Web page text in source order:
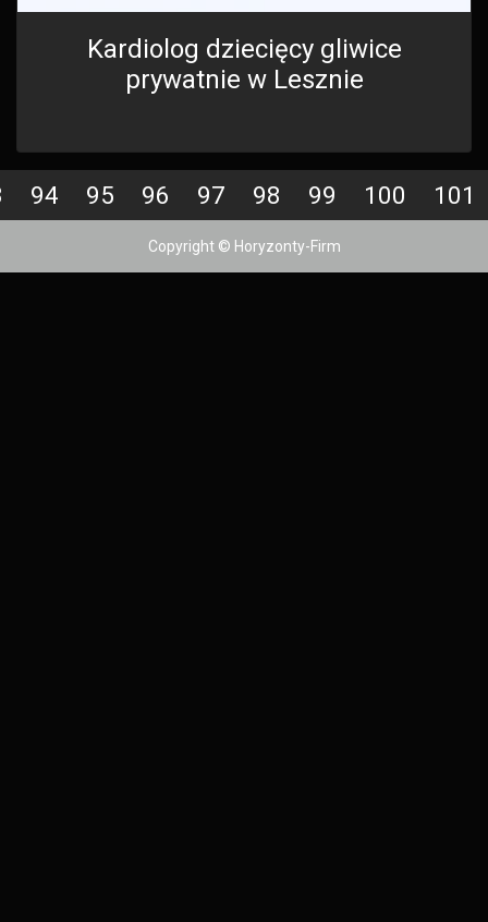
Kardiolog dziecięcy gliwice
prywatnie w Lesznie
94 95 96 97 98 99 100 101
Copyright © Horyzonty-Firm